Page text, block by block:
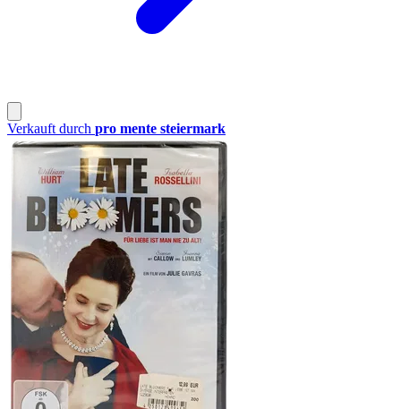
Verkauft durch pro mente steiermark